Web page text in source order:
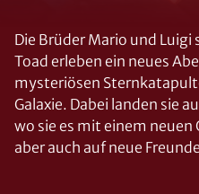
Die Brüder Mario und Luigi
Toad erleben ein neues
mysteriösen
Galaxie. Dabei landen sie
wo sie es mit einem
aber auch auf neue